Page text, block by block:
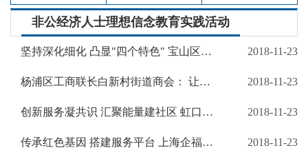
非公经济人士理想信念教育实践活动
坚持深化细化 凸显"四个特色" 宝山区工商联物流商会逐年深化细化非公有制经济人士理想信念教育实践活动 2018-11-23
杨浦区工商联长白新村街道商会： 让非公有制经济人士理想信念教育实践活动成为助推商会发展的内在动力 2018-11-23
创新服务凝共识 汇聚能量建社区 虹口区工商联四川北路街道商会积极发挥组织教育功能 深入开展非公经济人士理想信念教育实践活动 2018-11-23
传承红色基因 搭建服务平台 上海企福置业（集团）有限公司助推“美丽园区”建设 2018-11-23